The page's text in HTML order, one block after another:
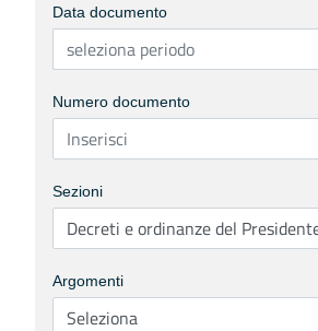
Data documento
Numero documento
Sezioni
Argomenti